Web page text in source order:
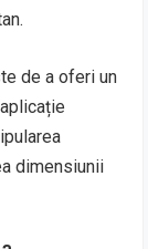
de a oferi un
dimensiunii